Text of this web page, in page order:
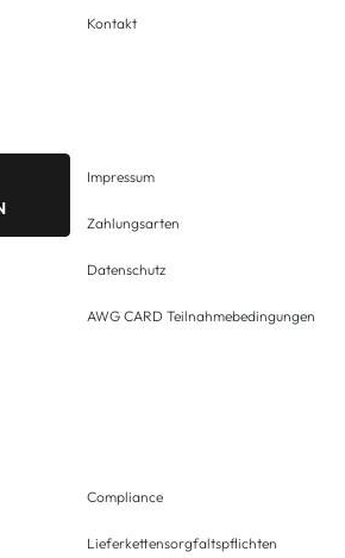
Kontakt
Impressum
Zahlungsarten
Datenschutz
AWG CARD Teilnahmebedingungen
Compliance
Lieferkettensorgfaltspflichten